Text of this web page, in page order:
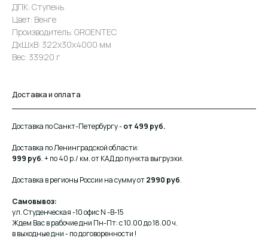
ДПК: Ступень
Цвет: Венге
Производитель: GROENTEC
ДxШxВ: 322x30x4000 мм
Вес: 33920 г
Доставка и оплата
Доставка по Санкт-Петербургу -от 499 руб.
Доставка по Ленинградской области:
999 руб. + по 40 р./ км. от КАД до пункта выгрузки.
Доставка в регионы России на сумму от2990 руб.
Самовывоз:
ул. Студенческая -10 офис N -В-15
Ждем Вас в рабочие дни Пн-Пт: с 10.00 до 18.00 ч.
в выходные дни - по договоренности !